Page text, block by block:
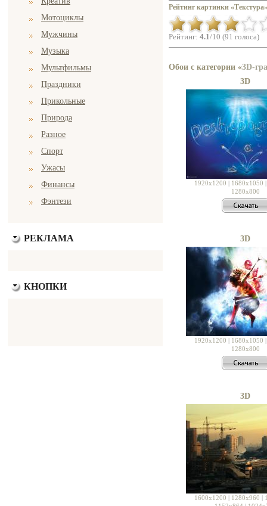
Мотоциклы
Мужчины
Музыка
Мультфильмы
Праздники
Прикольные
Природа
Разное
Спорт
Ужасы
Финансы
Фэнтези
РЕКЛАМА
КНОПКИ
Рейтинг картинки
Рейтинг: 4.1/10 (91 голоса)
Обои с категории «3D-
3D
1920x1200 | 1680x1050
1280x800
3D
1920x1200 | 1680x1050
1280x800
3D
1600x1200 | 1280x960 |